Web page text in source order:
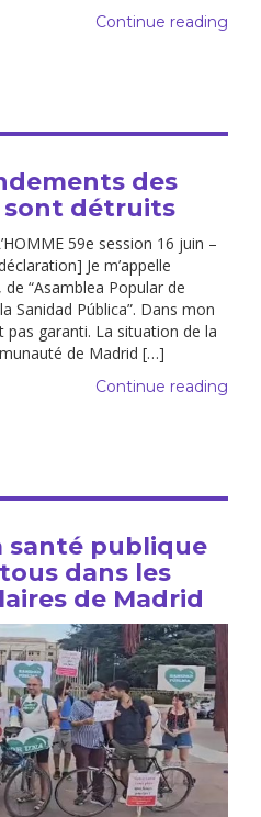
Continue reading
des
sont détruits
59e session 16 juin –
Je m’appelle
“Asamblea Popular de
Sanidad Pública”. Dans mon
pas garanti. La situation de la
de Madrid […]
Continue reading
santé publique
dans les
de Madrid